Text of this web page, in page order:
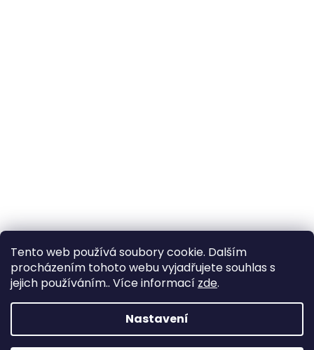
Tento web používá soubory cookie. Dalším
procházením tohoto webu vyjadřujete souhlas s
jejich používáním.. Více informací zde.
Nastavení